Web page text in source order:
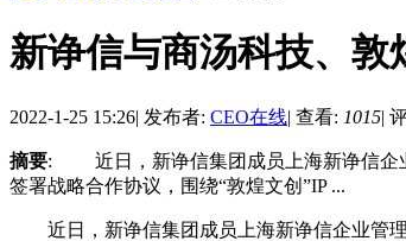
新诤信与商汤科技、
2022-1-25 15:26| 发布者: CEO在线| 查看: 1015|
摘要: 近日，新诤信集团成员上海新诤信企业
签署战略合作协议，围绕“敦煌文创”IP ...
近日，新诤信集团成员上海新诤信企业管理